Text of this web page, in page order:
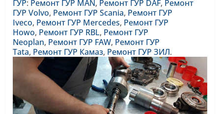
ГУР: Ремонт ГУР MAN, Ремонт ГУР DAF, Ремонт
ГУР Volvo, Ремонт ГУР Scania, Ремонт ГУР
Iveco, Ремонт ГУР Mercedes, Ремонт ГУР
Howo, Ремонт ГУР RBL, Ремонт ГУР
Neoplan, Ремонт ГУР FAW, Ремонт ГУР
Tata, Ремонт ГУР Камаз, Ремонт ГУР ЗИЛ.